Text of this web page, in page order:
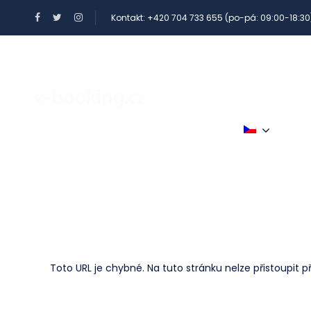
Kontakt: +420 704 733 655 (po-pá: 09:00-
Toto URL je chybné. Na tuto stránku nelze přistoupit